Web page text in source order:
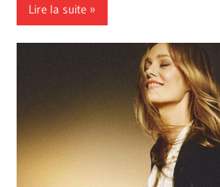
Lire la suite